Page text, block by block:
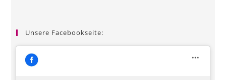
Unsere Facebookseite: